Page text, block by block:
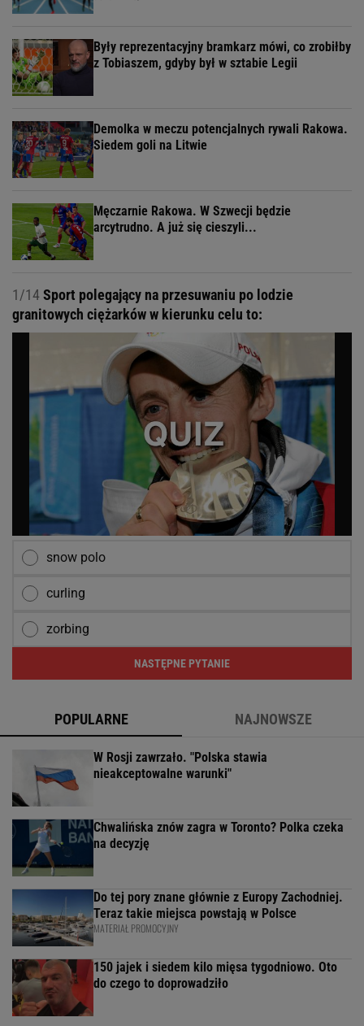
Były reprezentacyjny bramkarz mówi, co zrobiłby
z Tobiaszem, gdyby był w sztabie Legii
Demolka w meczu potencjalnych rywali Rakowa.
Siedem goli na Litwie
Męczarnie Rakowa. W Szwecji będzie
arcytrudno. A już się cieszyli...
1/14Sport polegający na przesuwaniu po lodzie
granitowych ciężarków w kierunku celu to:
snow polo
curling
zorbing
NASTĘPNE PYTANIE
POPULARNE NAJNOWSZE
W Rosji zawrzało. "Polska stawia
nieakceptowalne warunki"
Chwalińska znów zagra w Toronto? Polka czeka
na decyzję
Do tej pory znane głównie z Europy Zachodniej.
Teraz takie miejsca powstają w Polsce
MATERIAŁ PROMOCYJNY
150 jajek i siedem kilo mięsa tygodniowo. Oto
do czego to doprowadziło